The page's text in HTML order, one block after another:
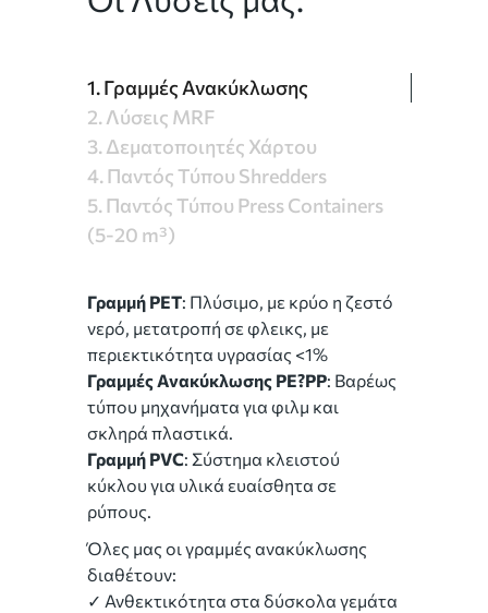
1. Γραμμές Ανακύκλωσης
2. Λύσεις MRF
3. Δεματοποιητές Χάρτου
4. Παντός Τύπου Shredders
5. Παντός Τύπου Press Containers
(5-20 m³)
Γραμμή PET: Πλύσιμο, με κρύο η ζεστό
νερό, μετατροπή σε φλεικς, με
περιεκτικότητα υγρασίας <1%
Γραμμές Ανακύκλωσης ΡΕ?ΡΡ: Βαρέως
τύπου μηχανήματα για φιλμ και
σκληρά πλαστικά.
Γραμμή PVC: Σύστημα κλειστού
κύκλου για υλικά ευαίσθητα σε
ρύπους.
Όλες μας οι γραμμές ανακύκλωσης
διαθέτουν:
✓ Ανθεκτικότητα στα δύσκολα γεμάτα